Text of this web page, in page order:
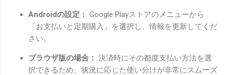
Androidの設定： Google Playストアのメニューから
「お支払いと定期購入」を選択し、情報を更新してくだ
さい。
ブラウザ版の場合： 決済時にその都度支払い方法を選
択できるため、状況に応じた使い分けが非常にスムーズ